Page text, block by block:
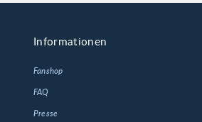
Informationen
Fanshop
FAQ
Presse